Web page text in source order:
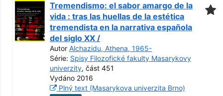
Tremendismo: el sabor amargo de la
vida : tras las huellas de la estética
tremendista en la narrativa española
del siglo XX /
Autor Alchazidu, Athena, 1965-
Série: Spisy Filozofické fakulty Masarykovy
univerzity, část 451
Vydáno 2016
Plný text (Masarykova univerzita Brno)